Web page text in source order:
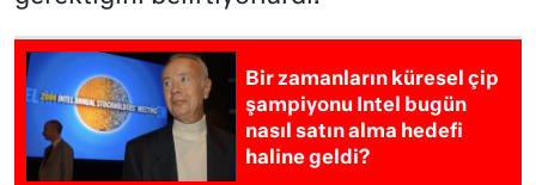
Bir zamanların küresel çip
şampiyonu Intel bugün
nasıl satın alma hedefi
haline geldi?